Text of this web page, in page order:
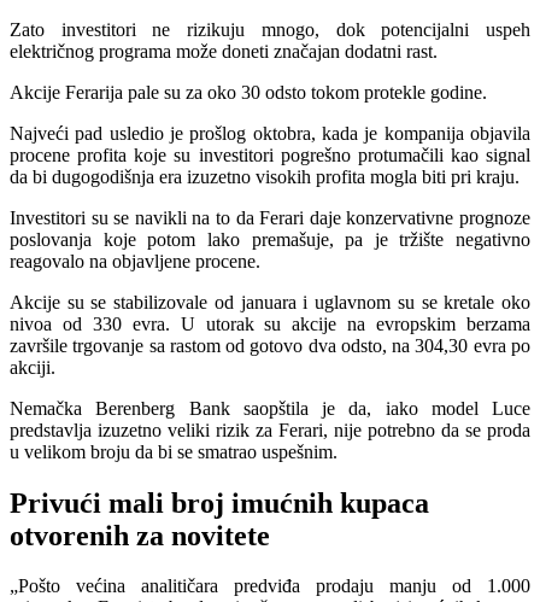
Zato investitori ne rizikuju mnogo, dok potencijalni uspeh
električnog programa može doneti značajan dodatni rast.
Akcije Ferarija pale su za oko 30 odsto tokom protekle godine.
Najveći pad usledio je prošlog oktobra, kada je kompanija objavila
procene profita koje su investitori pogrešno protumačili kao signal
da bi dugogodišnja era izuzetno visokih profita mogla biti pri kraju.
Investitori su se navikli na to da Ferari daje konzervativne prognoze
poslovanja koje potom lako premašuje, pa je tržište negativno
reagovalo na objavljene procene.
Akcije su se stabilizovale od januara i uglavnom su se kretale oko
nivoa od 330 evra. U utorak su akcije na evropskim berzama
završile trgovanje sa rastom od gotovo dva odsto, na 304,30 evra po
akciji.
Nemačka Berenberg Bank saopštila je da, iako model Luce
predstavlja izuzetno veliki rizik za Ferari, nije potrebno da se proda
u velikom broju da bi se smatrao uspešnim.
Privući mali broj imućnih kupaca
otvorenih za novitete
„Pošto većina analitičara predviđa prodaju manju od 1.000